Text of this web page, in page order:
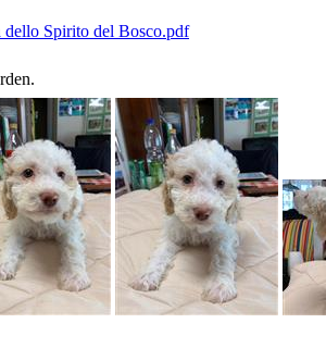
Spirito del Bosco.pdf